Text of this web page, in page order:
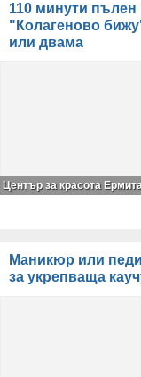
110 минути пълен
"Колагеново
или двама
Център за красота
Маникюр или
за укрепваща